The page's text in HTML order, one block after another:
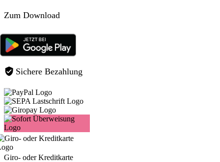
Zum Download
Sichere Bezahlung
Giro- oder Kreditkarte